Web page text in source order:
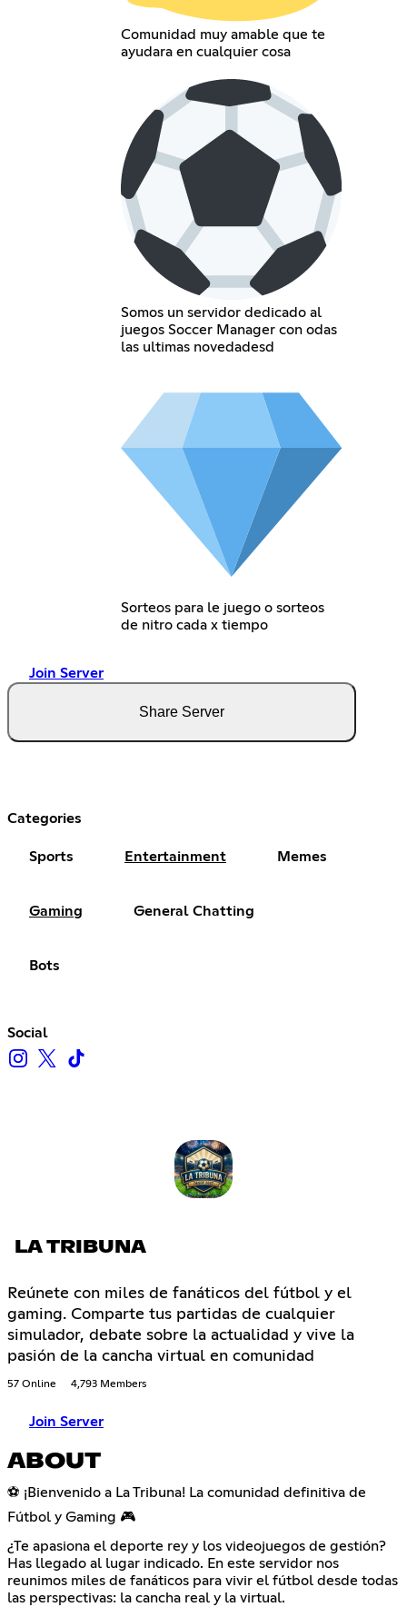
Comunidad muy amable que te
ayudara en cualquier cosa
Somos un servidor dedicado al
juegos Soccer Manager con odas
las ultimas novedadesd
Sorteos para le juego o sorteos
de nitro cada x tiempo
Join Server
Share Server
Categories
Sports Entertainment Memes
Gaming General Chatting
Bots
Social
LA TRIBUNA
Reúnete con miles de fanáticos del fútbol y el
gaming. Comparte tus partidas de cualquier
simulador, debate sobre la actualidad y vive la
pasión de la cancha virtual en comunidad
57 Online 4,793 Members
Join Server
ABOUT
⚽ ¡Bienvenido a La Tribuna! La comunidad definitiva de
Fútbol y Gaming 🎮
¿Te apasiona el deporte rey y los videojuegos de gestión?
Has llegado al lugar indicado. En este servidor nos
reunimos miles de fanáticos para vivir el fútbol desde todas
las perspectivas: la cancha real y la virtual.